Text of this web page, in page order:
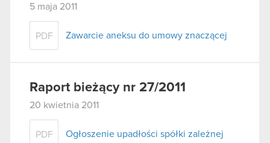
5 maja 2011
PDF Zawarcie aneksu do umowy znaczącej
Raport bieżący nr 27/2011
20 kwietnia 2011
PDF Ogłoszenie upadłości spółki zależnej